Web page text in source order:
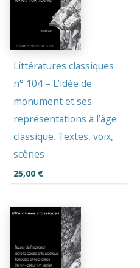
Littératures classiques
n° 104 – L’idée de
monument et ses
représentations à l’âge
classique. Textes, voix,
scènes
25,00 €